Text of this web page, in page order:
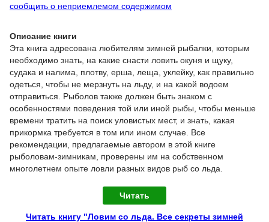
сообщить о неприемлемом содержимом
Описание книги
Эта книга адресована любителям зимней рыбалки, которым
необходимо знать, на какие снасти ловить окуня и щуку,
судака и налима, плотву, ерша, леща, уклейку, как правильно
одеться, чтобы не мерзнуть на льду, и на какой водоем
отправиться. Рыболов также должен быть знаком с
особенностями поведения той или иной рыбы, чтобы меньше
времени тратить на поиск уловистых мест, и знать, какая
прикормка требуется в том или ином случае. Все
рекомендации, предлагаемые автором в этой книге
рыболовам-зимникам, проверены им на собственном
многолетнем опыте ловли разных видов рыб со льда.
Читать
Читать книгу "Ловим со льда. Все секреты зимней